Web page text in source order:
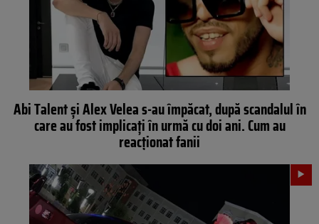
Abi Talent și Alex Velea s-au împăcat, după scandalul în
care au fost implicați în urmă cu doi ani. Cum au
reacționat fanii